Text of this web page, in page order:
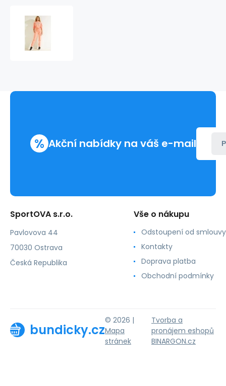
-
% Akční nabídky na váš e-mail
SportOVA s.r.o.
Pavlovova 44
70030 Ostrava
Česká Republika
Vše o nákupu
Odstoupení od smlouvy
Kontakty
Doprava platba
Obchodní podmínky
bundicky.cz
© 2026 |
Mapa
stránek
Tvorba a
pronájem eshopů
BINARGON.cz